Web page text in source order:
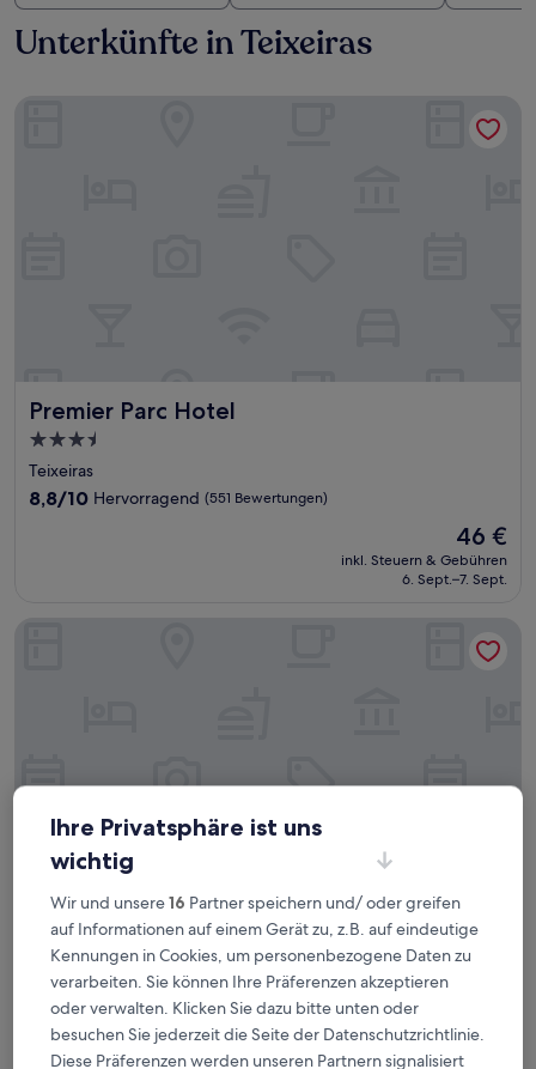
Unterkünfte in Teixeiras
Premier Parc Hotel
Premier Parc Hotel
3.5-
Sterne-
Unterkunft
Teixeiras
8.8
8,8/10 Hervorragend (551 Bewertungen)
Der
Preis
beträgt
46 €
inkl. Steuern & Gebühren
6. Sept.–7. Sept.
Ibis Juiz De Fora
Ibis Juiz De Fora
3.0-
Sterne-
Unterkunft
Salvaterra, 0,8 km von Teixeiras entfernt
8.4
von
8,4/10 Sehr gut (616 Bewertungen)
Der
32 €
Ibis Juiz De Fora
Ihre Privatsphäre ist uns
wichtig
Wir und unsere16 Partner speichern und/ oder greifen
auf Informationen auf einem Gerät zu, z.B. auf eindeutige
Kennungen in Cookies, um personenbezogene Daten zu
verarbeiten. Sie können Ihre Präferenzen akzeptieren
oder verwalten. Klicken Sie dazu bitte unten oder
besuchen Sie jederzeit die Seite der Datenschutzrichtlinie.
Diese Präferenzen werden unseren Partnern signalisiert